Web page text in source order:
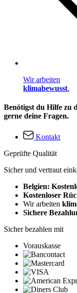
Wir arbeiten
klimabewusst.
Benötigst du Hilfe zu
gerne deine Fragen.
Kontakt
Geprüfte Qualität
Sicher und vertraut
Belgien:
Kostenloser
Wir arbeiten
Sichere
Sicher bezahlen mit
Vorauskasse